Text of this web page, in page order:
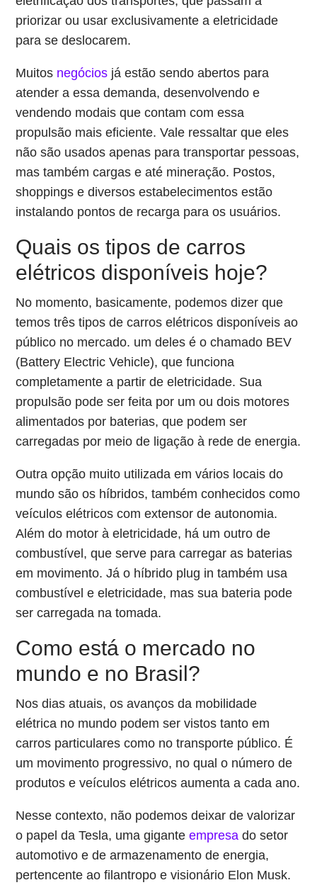
priorizar ou usar exclusivamente a eletricidade
para se deslocarem.
Muitos negócios já estão sendo abertos para
atender a essa demanda, desenvolvendo e
vendendo modais que contam com essa
propulsão mais eficiente. Vale ressaltar que eles
não são usados apenas para transportar pessoas,
mas também cargas e até mineração. Postos,
shoppings e diversos estabelecimentos estão
instalando pontos de recarga para os usuários.
Quais os tipos de carros
elétricos disponíveis hoje?
No momento, basicamente, podemos dizer que
temos três tipos de carros elétricos disponíveis ao
público no mercado. um deles é o chamado BEV
(Battery Electric Vehicle), que funciona
completamente a partir de eletricidade. Sua
propulsão pode ser feita por um ou dois motores
alimentados por baterias, que podem ser
carregadas por meio de ligação à rede de energia.
Outra opção muito utilizada em vários locais do
mundo são os híbridos, também conhecidos como
veículos elétricos com extensor de autonomia.
Além do motor à eletricidade, há um outro de
combustível, que serve para carregar as baterias
em movimento. Já o híbrido plug in também usa
combustível e eletricidade, mas sua bateria pode
ser carregada na tomada.
Como está o mercado no
mundo e no Brasil?
Nos dias atuais, os avanços da mobilidade
elétrica no mundo podem ser vistos tanto em
carros particulares como no transporte público. É
um movimento progressivo, no qual o número de
produtos e veículos elétricos aumenta a cada ano.
Nesse contexto, não podemos deixar de valorizar
o papel da Tesla, uma giganteempresa do setor
automotivo e de armazenamento de energia,
pertencente ao filantropo e visionário Elon Musk.